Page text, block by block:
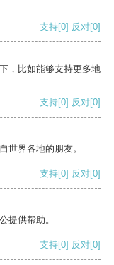
支持[0] 反对[0]
，比如能够支持更多地
支持[0] 反对[0]
世界各地的朋友。
支持[0] 反对[0]
提供帮助。
支持[0] 反对[0]